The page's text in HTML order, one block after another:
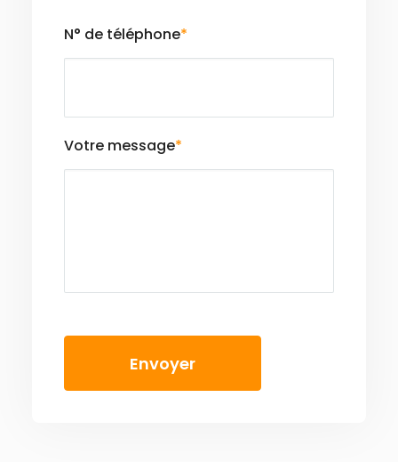
N° de téléphone*
Votre message*